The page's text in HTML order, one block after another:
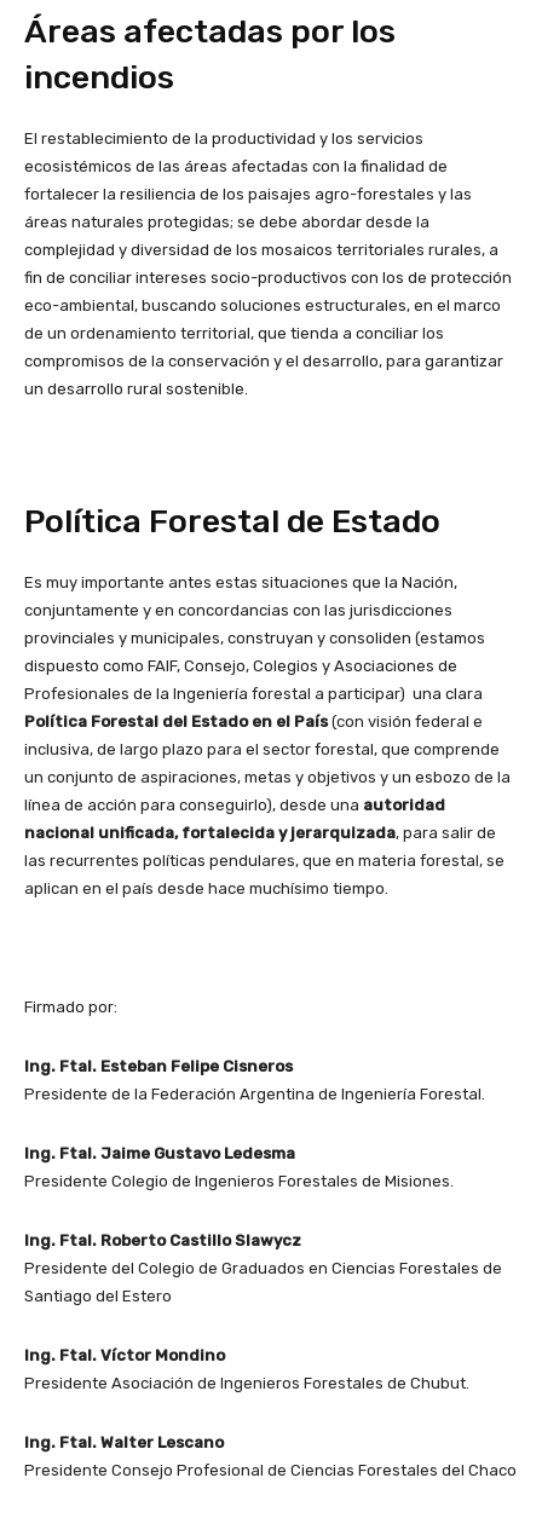
Áreas afectadas por los
incendios
El restablecimiento de la productividad y los servicios
ecosistémicos de las áreas afectadas con la finalidad de
fortalecer la resiliencia de los paisajes agro-forestales y las
áreas naturales protegidas; se debe abordar desde la
complejidad y diversidad de los mosaicos territoriales rurales, a
fin de conciliar intereses socio-productivos con los de protección
eco-ambiental, buscando soluciones estructurales, en el marco
de un ordenamiento territorial, que tienda a conciliar los
compromisos de la conservación y el desarrollo, para garantizar
un desarrollo rural sostenible.
Política Forestal de Estado
Es muy importante antes estas situaciones que la Nación,
conjuntamente y en concordancias con las jurisdicciones
provinciales y municipales, construyan y consoliden (estamos
dispuesto como FAIF, Consejo, Colegios y Asociaciones de
Profesionales de la Ingeniería forestal a participar) una clara
Política Forestal del Estado en el País(con visión federal e
inclusiva, de largo plazo para el sector forestal, que comprende
un conjunto de aspiraciones, metas y objetivos y un esbozo de la
línea de acción para conseguirlo), desde una autoridad
nacional unificada, fortalecida y jerarquizada, para salir de
las recurrentes políticas pendulares, que en materia forestal, se
aplican en el país desde hace muchísimo tiempo.
Firmado por:
Ing. Ftal. Esteban Felipe Cisneros
Presidente de la Federación Argentina de Ingeniería Forestal.
Ing. Ftal. Jaime Gustavo Ledesma
Presidente Colegio de Ingenieros Forestales de Misiones.
Ing. Ftal. Roberto Castillo Slawycz
Presidente del Colegio de Graduados en Ciencias Forestales de
Santiago del Estero
Ing. Ftal. Víctor Mondino
Presidente Asociación de Ingenieros Forestales de Chubut.
Ing. Ftal. Walter Lescano
Presidente Consejo Profesional de Ciencias Forestales del Chaco